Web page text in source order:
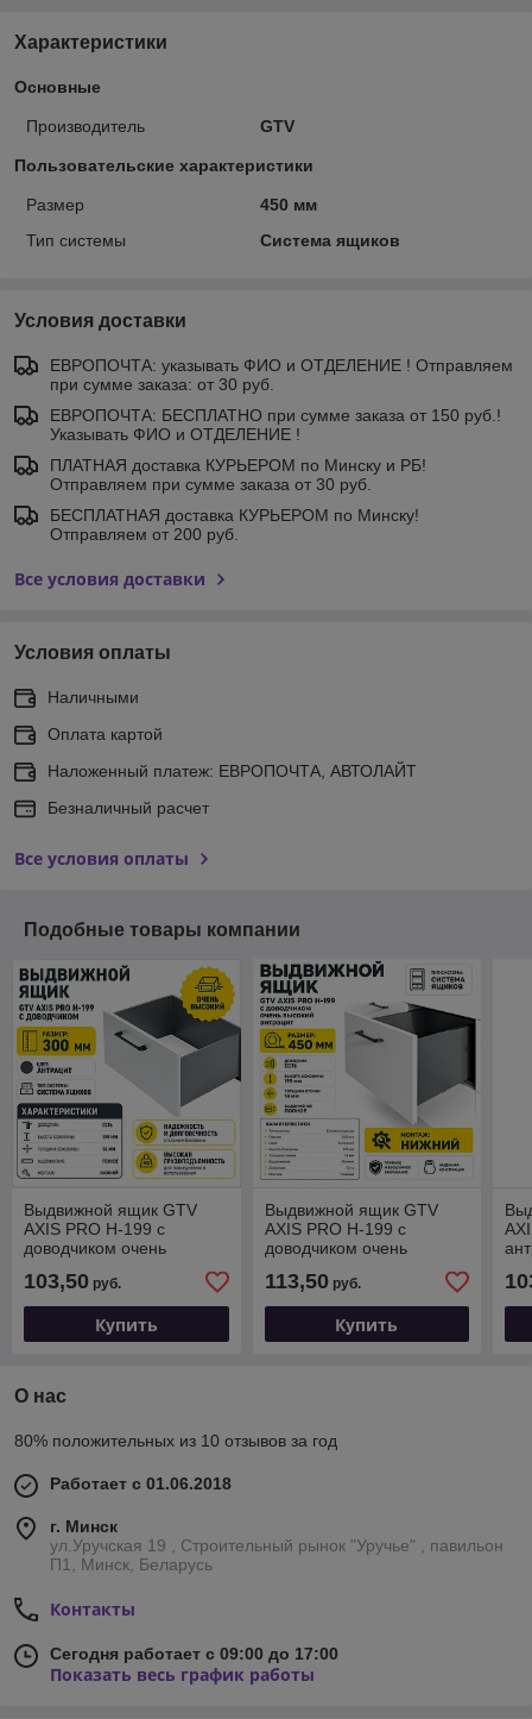
Характеристики
Основные
Производитель GTV
Пользовательские характеристики
Размер
450 мм
Тип системы
Система ящиков
Условия доставки
ЕВРОПОЧТА: указывать ФИО и ОТДЕЛЕНИЕ ! Отправляем
при сумме заказа: от 30 руб.
ЕВРОПОЧТА: БЕСПЛАТНО при сумме заказа от 150 руб.!
Указывать ФИО и ОТДЕЛЕНИЕ !
ПЛАТНАЯ доставка КУРЬЕРОМ по Минску и РБ!
Отправляем при сумме заказа от 30 руб.
БЕСПЛАТНАЯ доставка КУРЬЕРОМ по Минску!
Отправляем от 200 руб.
Все условия доставки
Условия оплаты
Наличными
Оплата картой
Наложенный платеж: ЕВРОПОЧТА, АВТОЛАЙТ
Безналичный расчет
Все условия оплаты
Подобные товары компании
Выдвижной ящик GTV
AXIS PRO H-199 с
доводчиком очень
высокий антрацит (300)
103,50 руб.
Купить
Выдвижной ящик GTV
AXIS PRO H-199 с
доводчиком очень
высокий антрацит (450)
113,50руб.
Купить
О нас
80% положительных из 10 отзывов за год
Работает с 01.06.2018
г. Минск
ул.Уручская 19 , Строительный рынок "Уручье" , павильон
П1, Минск, Беларусь
Контакты
Сегодня работает с 09:00 до 17:00
Показать весь график работы